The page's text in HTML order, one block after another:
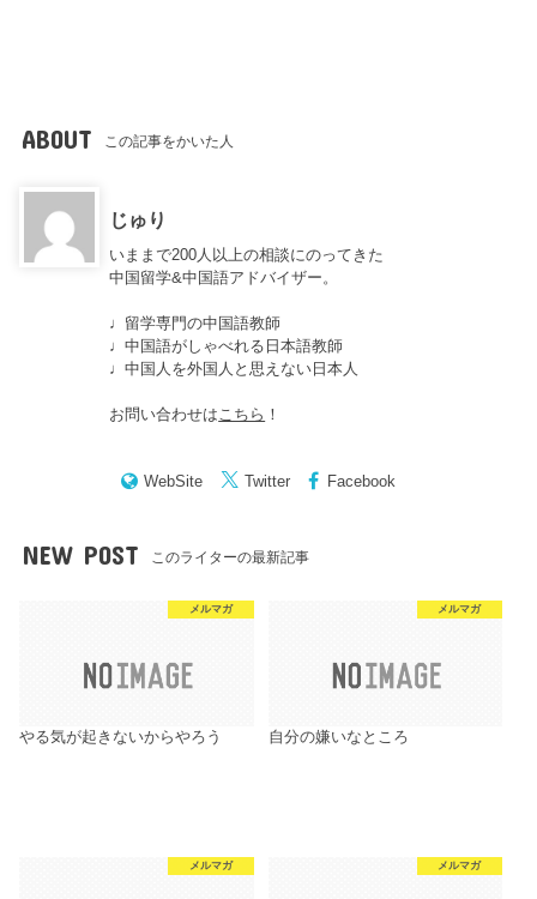
ABOUT この記事をかいた人
じゅり
いままで200人以上の相談にのってきた
中国留学&中国語アドバイザー。
♩留学専門の中国語教師
♩中国語がしゃべれる日本語教師
♩中国人を外国人と思えない日本人
お問い合わせはこちら ！
WebSite Twitter Facebook
NEW POST このライターの最新記事
メルマガ
やる気が起きないからやろう
メルマガ
自分の嫌いなところ
メルマガ メルマガ